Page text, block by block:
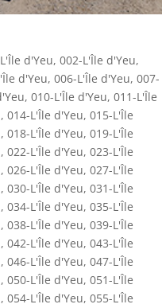
d'Yeu, 002-L'Île d'Yeu,
d'Yeu, 006-L'Île d'Yeu, 007-
, 010-L'Île d'Yeu, 011-L'Île
, 014-L'Île d'Yeu, 015-L'Île
, 018-L'Île d'Yeu, 019-L'Île
, 022-L'Île d'Yeu, 023-L'Île
, 026-L'Île d'Yeu, 027-L'Île
, 030-L'Île d'Yeu, 031-L'Île
, 034-L'Île d'Yeu, 035-L'Île
, 038-L'Île d'Yeu, 039-L'Île
, 042-L'Île d'Yeu, 043-L'Île
, 046-L'Île d'Yeu, 047-L'Île
, 050-L'Île d'Yeu, 051-L'Île
, 054-L'Île d'Yeu, 055-L'Île